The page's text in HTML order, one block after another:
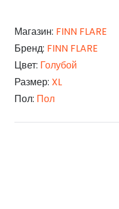
Магазин: FINN FLARE
Бренд: FINN FLARE
Цвет: Голубой
Размер: XL
Пол: Пол